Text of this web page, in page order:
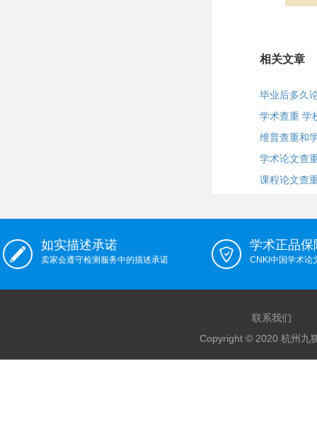
相关文章
毕业后多久
学术查重 学
维普查重和
学术论文查
课程论文查
如实描述承诺
卖家会遵守检测服务中的描述承诺
学术正品保
CNKI中国学术论
联系我们
Copyright © 2020 杭州九